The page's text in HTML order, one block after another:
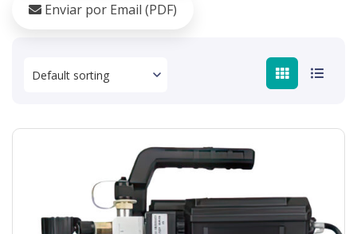
Enviar por Email (PDF)